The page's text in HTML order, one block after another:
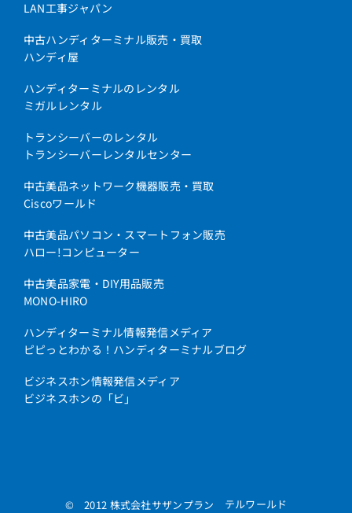
LAN工事ジャパン
中古ハンディターミナル販売・買取
ハンディ屋
ハンディターミナルのレンタル
ミガルレンタル
トランシーバーのレンタル
トランシーバーレンタルセンター
中古美品ネットワーク機器販売・買取
Ciscoワールド
中古美品パソコン・スマートフォン販売
ハロー!コンピューター
中古美品家電・DIY用品販売
MONO-HIRO
ハンディターミナル情報発信メディア
ピピっとわかる！ハンディターミナルブログ
ビジネスホン情報発信メディア
ビジネスホンの「ビ」
© 2012 株式会社サザンプラン テルワールド